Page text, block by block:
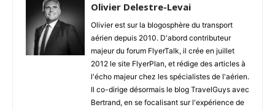
Olivier Delestre-Levai
Olivier est sur la blogosphère du transport
aérien depuis 2010. D'abord contributeur
majeur du forum FlyerTalk, il crée en juillet
2012 le site FlyerPlan, et rédige des articles à
l'écho majeur chez les spécialistes de l'aérien.
Il co-dirige désormais le blog TravelGuys avec
Bertrand, en se focalisant sur l'expérience de